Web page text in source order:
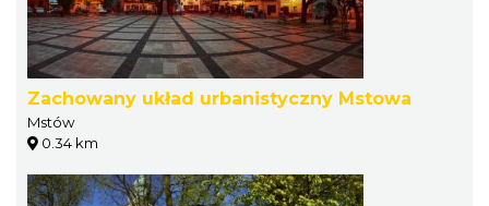
Zachowany układ urbanistyczny Mstowa
Mstów
0.34 km